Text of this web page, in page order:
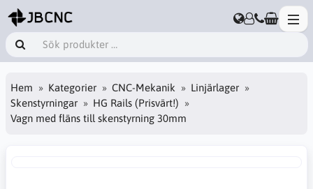
Hem Kategorier CNC-Mekanik
Linjärlager
Skenstyrningar
HG Rails (Prisvärt!)
Vagn med fläns till skenstyrning 30mm